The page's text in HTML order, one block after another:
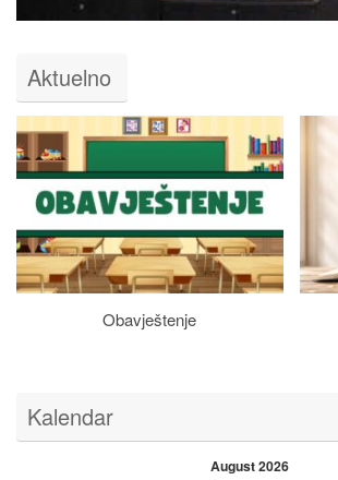
Aktuelno
Obavještenje
Kalendar
August 2026